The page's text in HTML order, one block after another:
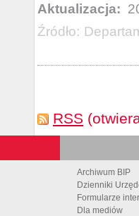
Aktualizacja:
Źródło:
RSS
Archiwum BIP
Dzienniki
Formularze
Dla mediów